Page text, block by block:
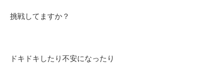
挑戦してますか？
ドキドキしたり不安になったり